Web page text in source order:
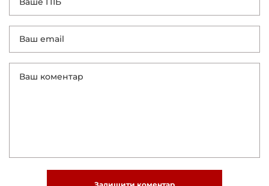
Залишити коментар